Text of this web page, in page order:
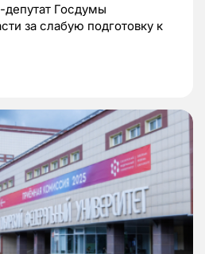
Госдумы
за слабую подготовку к